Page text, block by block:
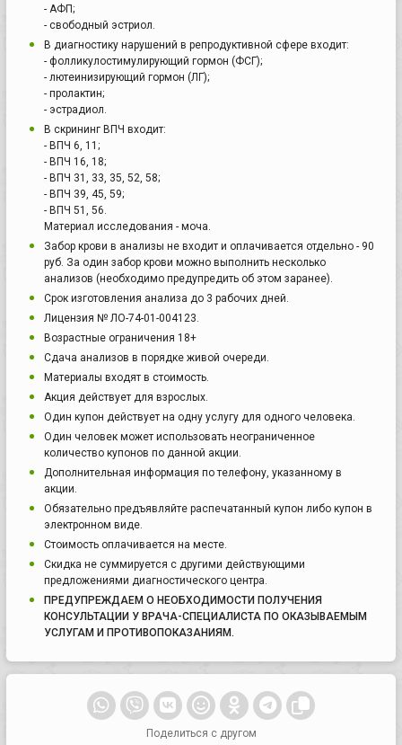
- АФП;
- свободный эстриол.
В диагностику нарушений в репродуктивной сфере входит:
- фолликулостимулирующий гормон (ФСГ);
- лютеинизирующий гормон (ЛГ);
- пролактин;
- эстрадиол.
В скрининг ВПЧ входит:
- ВПЧ 6, 11;
- ВПЧ 16, 18;
- ВПЧ 31, 33, 35, 52, 58;
- ВПЧ 39, 45, 59;
- ВПЧ 51, 56.
Материал исследования - моча.
Забор крови в анализы не входит и оплачивается отдельно - 90
руб. За один забор крови можно выполнить несколько
анализов (необходимо предупредить об этом заранее).
Срок изготовления анализа до 3 рабочих дней.
Лицензия № ЛО-74-01-004123.
Возрастные ограничения 18+
Сдача анализов в порядке живой очереди.
Материалы входят в стоимость.
Акция действует для взрослых.
Один купон действует на одну услугу для одного человека.
Один человек может использовать неограниченное
количество купонов по данной акции.
Дополнительная информация по телефону, указанному в
акции.
Обязательно предъявляйте распечатанный купон либо купон в
электронном виде.
Стоимость оплачивается на месте.
Скидка не суммируется с другими действующими
предложениями диагностического центра.
ПРЕДУПРЕЖДАЕМ О НЕОБХОДИМОСТИ ПОЛУЧЕНИЯ
КОНСУЛЬТАЦИИ У ВРАЧА-СПЕЦИАЛИСТА ПО ОКАЗЫВАЕМЫМ
УСЛУГАМ И ПРОТИВОПОКАЗАНИЯМ.
Поделиться с другом